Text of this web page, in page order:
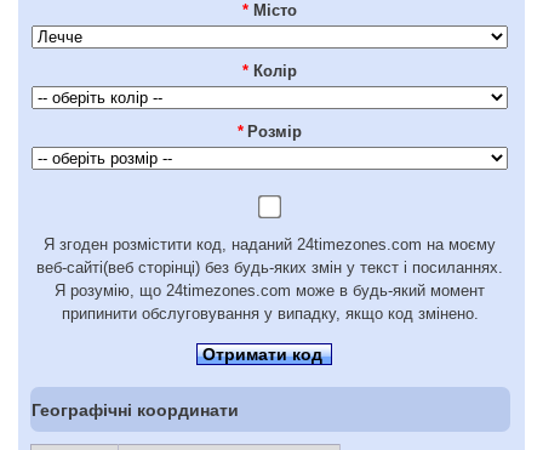
* Місто
* Колір
* Розмір
Я згоден розмістити код, наданий 24timezones.com на моєму
веб-сайті(веб сторінці) без будь-яких змін у текст і посиланнях.
Я розумію, що 24timezones.com може в будь-який момент
припинити обслуговування у випадку, якщо код змінено.
Отримати код
Географічні координати